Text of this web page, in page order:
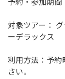
対象ツアー：
ーデラックス
利用方法：予約
さい。